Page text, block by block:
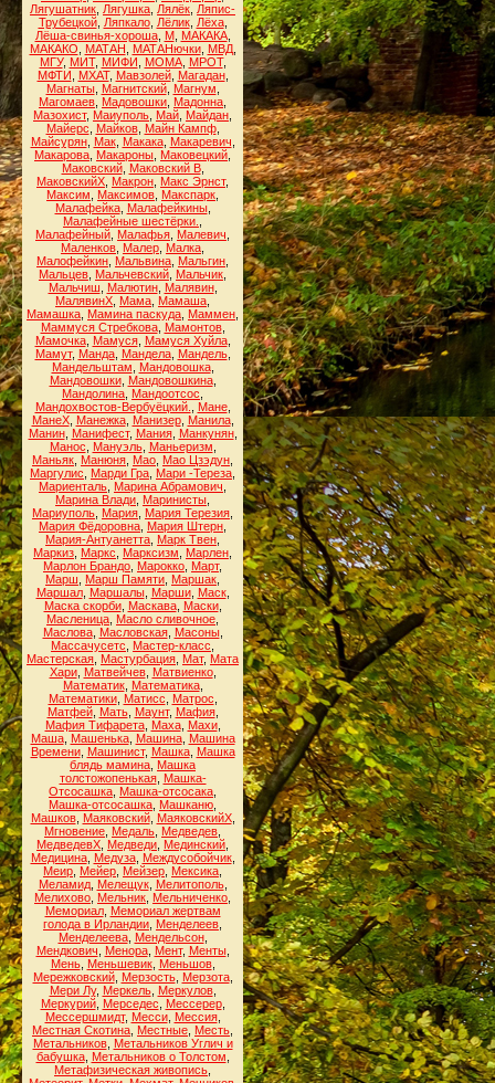
Лягушатник Лягушка Лялёк Ляпис-
Трубецкой, Ляпкало, Лёлик, Лёха,
Лёша-свинья-хороша, М, МАКАКА,
МАКАКО
МАТАН МАТАНючки, МВД,
МГУ, МИТ, МИФИ МОМА, МРОТ,
МФТИ
МХАТ, Мавзолей, Магадан,
Магнаты, Магнитский, Магнум
Магомаев Мадовошки Мадонна
Мазохист, Маиуполь Май Майдан
Майерс
Майков, Майн Кампф,
Майсурян, Мак, Макака, Макаревич
Макарова Макароны Маковецкий
Маковский, Маковский В,
МаковскийХ Макрон Макс Эрнст,
Максим
Максимов Макспарк
Малафейка, Малафейкины,
Малафейные шестёрки.
Малафейный Малафья Малевич
Маленков Малер Малка
Малофейкин Мальвина Мальгин
Мальцев Мальчевский Мальчик
Мальчиш
Малютин, Малявин,
МалявинХ Мама Мамаша
Мамашка Мамина паскуда Маммен
Маммуся Стребкова, Мамонтов,
Мамочка, Мамуся, Мамуся Хуйла,
Мамут, Манда, Мандела, Мандель,
Мандельштам
Мандовошка,
Мандовошки, Мандовошкина,
Мандолина Мандоотсос
Мандохвостов-Вербуёцкий.
Мане,
МанеХ, Манежка, Манизер, Манила,
Манин, Манифест, Мания, Манкунян,
Манос
Мануэль, Маньеризм
Маньяк Манюня Мао Мао Цзэдун
Маргулис
Марди Гра Мари -Тереза
Мариенталь Марина Абрамович
Марина Влади Маринисты
Мариуполь Мария Мария Терезия
Мария Фёдоровна Мария Штерн
Мария-Антуанетта Марк Твен
Маркиз Маркс Марксизм Марлен
Марлон Брандо Марокко Март,
Марш
Марш Памяти Маршак
Маршал, Маршалы, Марши, Маск,
Маска скорби, Маскава, Маски,
Масленица Масло сливочное
Маслова, Масловская, Масоны,
Массачусетс
Мастер-класс
Мастерская Мастурбация Мат, Мата
Хари, Матвейчев, Матвиенко,
Математик, Математика,
Математики, Матисс Матрос
Матфей, Мать, Маунт, Мафия,
Мафия Тифарета, Маха, Махи,
Маша, Машенька, Машина, Машина
Времени, Машинист, Машка, Машка
блядь мамина Машка
толстожопенькая, Машка-
Отсосашка Машка-отсосака
Машка-отсосашка Машканю
Машков, Маяковский, МаяковскийХ,
Мгновение Медаль Медведев
МедведевХ Медведи Мединский
Медицина, Медуза, Междусобойчик,
Меир Мейер Мейзер Мексика
Меламид, Мелещук, Мелитополь,
Мелихово Мельник Мельниченко
Мемориал, Мемориал жертвам
голода в Ирландии Менделеев
Менделеева, Мендельсон,
Мендкович
Менора, Мент, Менты,
Мень, Меньшевик, Меньшов,
Мережковский, Мерзость, Мерзота,
Мери Лу, Меркель, Меркулов,
Меркурий, Мерседес Мессерер,
Мессершмидт, Месси, Мессия,
Местная Скотина Местные Месть
Метальников, Метальников Углич и
бабушка, Метальников о Толстом
Метафизическая живопись